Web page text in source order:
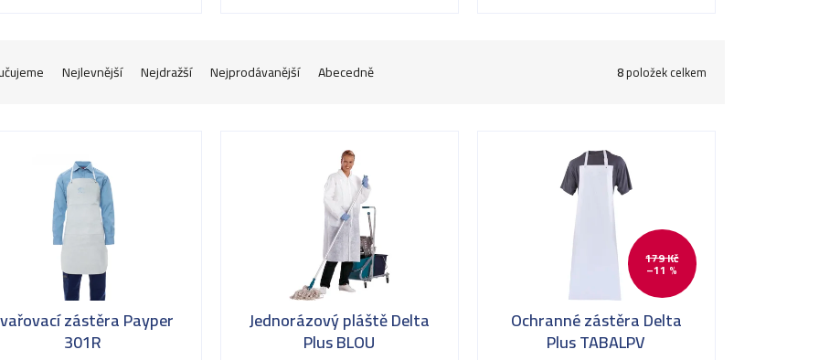
Nejlevnější Nejdražší Nejprodávanější Abecedně 8položek celkem
zástěra Payper
301R
Jednorázový pláště Delta
Plus BLOU
179 Kč
–11 %
Ochranné zástěra Delta
Plus TABALPV